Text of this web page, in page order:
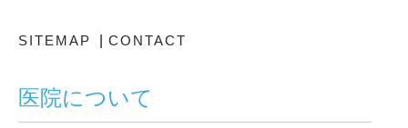
SITEMAP CONTACT
医院について